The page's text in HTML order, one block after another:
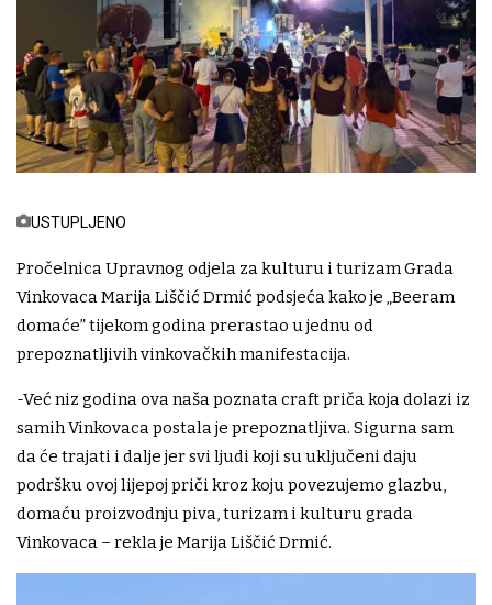
USTUPLJENO
Pročelnica Upravnog odjela za kulturu i turizam Grada
Vinkovaca Marija Liščić Drmić podsjeća kako je „Beeram
domaće” tijekom godina prerastao u jednu od
prepoznatljivih vinkovačkih manifestacija.
-Već niz godina ova naša poznata craft priča koja dolazi iz
samih Vinkovaca postala je prepoznatljiva. Sigurna sam
da će trajati i dalje jer svi ljudi koji su uključeni daju
podršku ovoj lijepoj priči kroz koju povezujemo glazbu,
domaću proizvodnju piva, turizam i kulturu grada
Vinkovaca – rekla je Marija Liščić Drmić.